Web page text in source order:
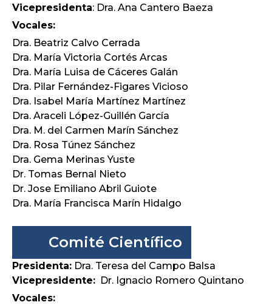
Vicepresidenta: Dra. Ana Cantero Baeza
Vocales:
Dra. Beatriz Calvo Cerrada
Dra. María Victoria Cortés Arcas
Dra. María Luisa de Cáceres Galán
Dra. Pilar Fernández-Figares Vicioso
Dra. Isabel María Martínez Martínez
Dra. Araceli López-Guillén García
Dra. M. del Carmen Marín Sánchez
Dra. Rosa Túnez Sánchez
Dra. Gema Merinas Yuste
Dr. Tomas Bernal Nieto
Dr. Jose Emiliano Abril Guiote
Dra. María Francisca Marín Hidalgo
Comité Científico
Presidenta: Dra. Teresa del Campo Balsa
Vicepresidente: Dr. Ignacio Romero Quintano
Vocales: